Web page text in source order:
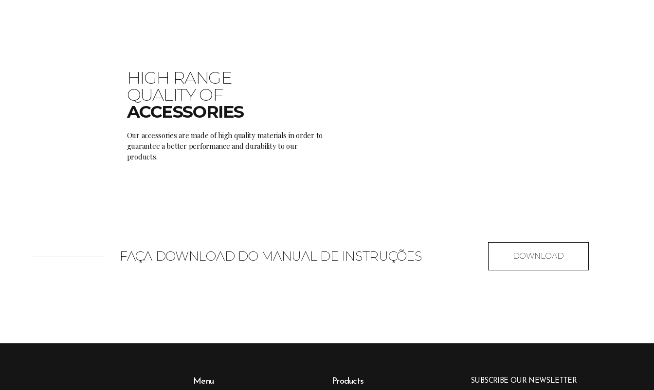
HIGH RANGE
QUALITY OF
ACCESSORIES
Our accessories are made of high quality materials in order to
guarantee a better performance and durability to our
products.
FAÇA DOWNLOAD DO MANUAL DE INSTRUÇÕES DOWNLOAD
Menu Products SUBSCRIBE OUR NEWSLETTER